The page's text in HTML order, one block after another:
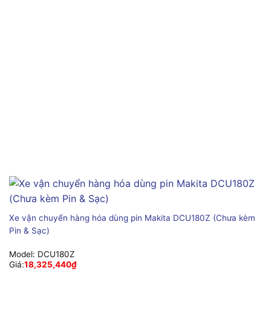
Xe vận chuyển hàng hóa dùng pin Makita DCU180Z (Chưa kèm
Pin & Sạc)
Model: DCU180Z
Giá:18,325,440₫